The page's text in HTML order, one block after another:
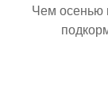
Чем осенью